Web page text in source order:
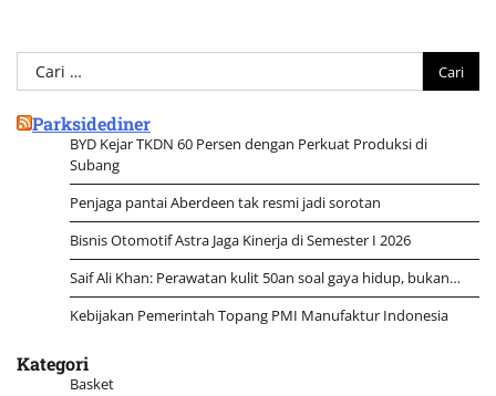
Cari
untuk:
Parksidediner
BYD Kejar TKDN 60 Persen dengan Perkuat Produksi di
Subang
Penjaga pantai Aberdeen tak resmi jadi sorotan
Bisnis Otomotif Astra Jaga Kinerja di Semester I 2026
Saif Ali Khan: Perawatan kulit 50an soal gaya hidup, bukan…
Kebijakan Pemerintah Topang PMI Manufaktur Indonesia
Kategori
Basket